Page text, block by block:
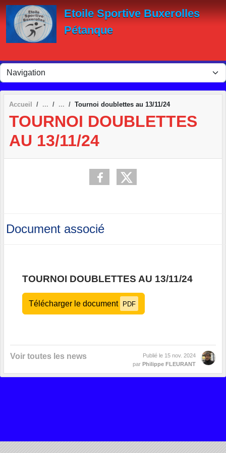
Etoile Sportive Buxerolles
Pétanque
Accueil Tournoi doublettes au 13/11/24
TOURNOI DOUBLETTES
AU 13/11/24
Document associé
TOURNOI DOUBLETTES AU 13/11/24
Télécharger le document PDF
Voir toutes les news Publié le 15 nov. 2024
par Philippe FLEURANT
Panneau de gestion des cookies